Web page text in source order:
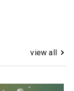
view all